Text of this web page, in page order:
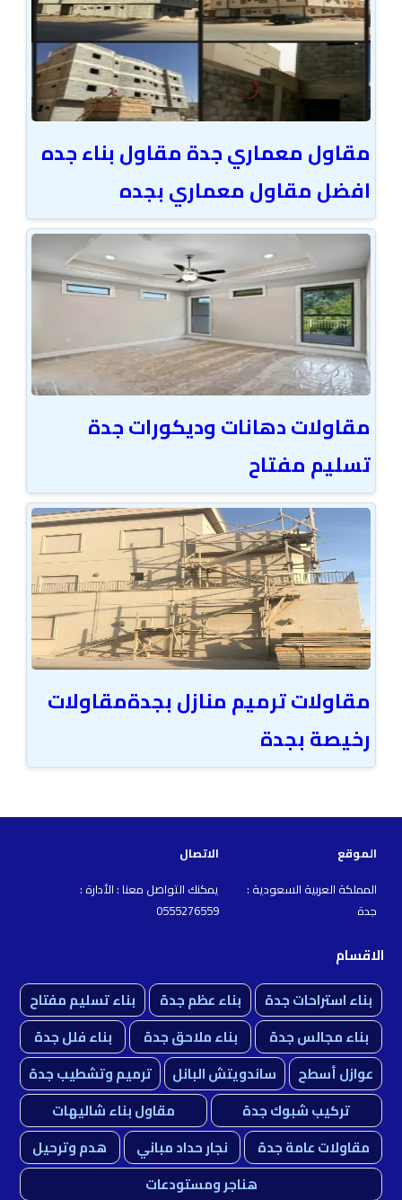
مقاول معماري جدة مقاول بناء جده
افضل مقاول معماري بجده
مقاولات دهانات وديكورات جدة
تسليم مفتاح
مقاولات ترميم منازل بجدةمقاولات
رخيصة بجدة
الموقع
الاتصال
المملكة العربية السعودية :
جدة
يمكنك التواصل معنا : الأدارة :
0555276559
الاقسام
بناء استراحات جدة
بناء عظم جدة
بناء تسليم مفتاح
بناء مجالس جدة
بناء ملاحق جدة
بناء فلل جدة
عوازل أسطح
ساندويتش البانل
ترميم وتشطيب جدة
تركيب شبوك جدة
مقاول بناء شاليهات
مقاولات عامة جدة
نجار حداد مباني
هدم وترحيل
هناجر ومستودعات